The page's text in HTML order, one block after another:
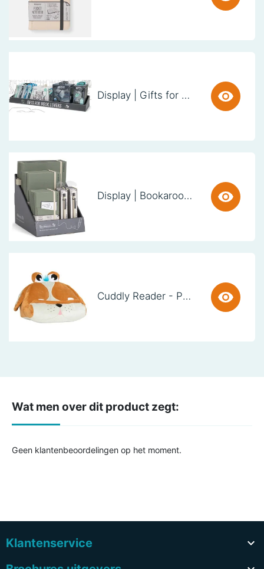
Display | Gifts for Book Lovers (60cm)
Display | Bookaroo Notebook & Pen - Fern
Cuddly Reader - Puppy Pete
Wat men over dit product zegt:
Geen klantenbeoordelingen op het moment.
Klantenservice
